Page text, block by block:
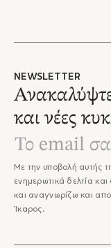
NEWSLETTER
Ανακαλύψτε
και νέες
Με την υποβολή αυτής
ενημερωτικά δελτία
και αναγνωρίζω και
Ίκαρος.